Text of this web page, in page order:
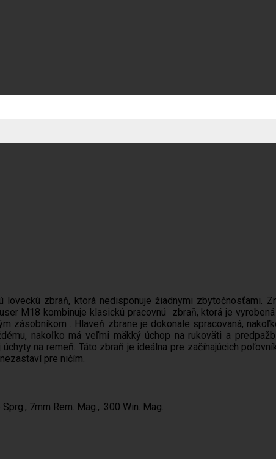
loveckú zbraň, ktorá nedisponuje žiadnymi zbytočnosťami.
M18 kombinuje klasickú pracovnú zbraň, ktorá je
zásobníkom . Hlaveň zbrane je dokonale spracovaná,
nakoľko má veľmi mäkký úchop na rukoväti a
na remeň. Táto zbraň je ideálna pre začínajúcich
pre ničím.
7mm Rem. Mag., .300 Win. Mag.